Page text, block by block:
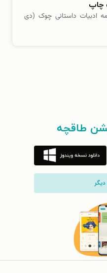
چاپ
شماره ۱۸۵ ماهنامه ادبیات داستانی چوک (دی
طاقچه